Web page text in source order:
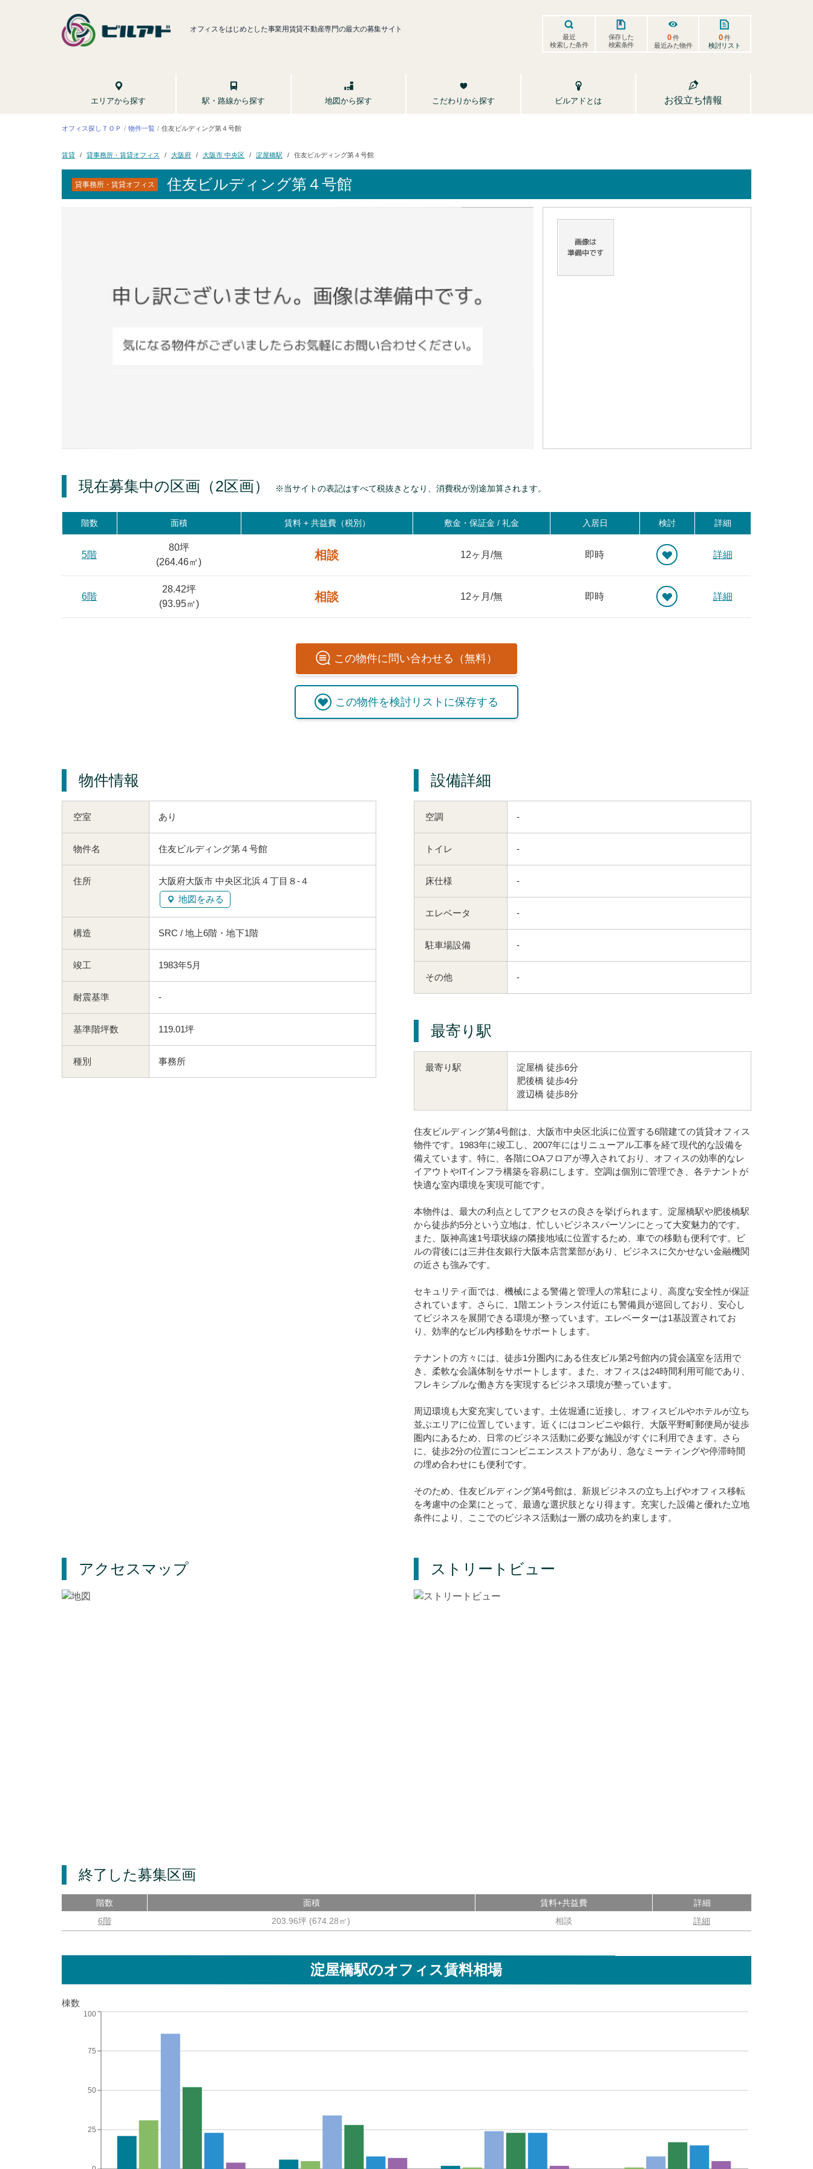
オフィスをはじめとした事業用賃貸不動産専門の最大の募集サイト
最近
検索した条件
保存した
検索条件
0件
最近みた物件
0件
検討リスト
エリアから探す 駅・路線から探す 地図から探す こだわりから探す ビルアドとは お役立ち情報
オフィス探しＴＯＰ 物件一覧 住友ビルディング第４号館
賃貸 貸事務所・賃貸オフィス 大阪府 大阪市 中央区 淀屋橋駅 住友ビルディング第４号館
貸事務所・賃貸オフィス 住友ビルディング第４号館
現在募集中の区画 （2区画） ※当サイトの表記はすべて税抜きとなり、消費税が別途加算されます。
階数 面積 賃料 +共益費（税別） 敷金・保証金 / 礼金 入居日 検討 詳細
5階
80坪
(264.46㎡)
相談 12ヶ月/無 即時 詳細
6階
28.42坪
(93.95㎡)
相談 12ヶ月/無 即時 詳細
この物件に問い合わせる（無料）
この物件を検討リストに保存する
物件情報
空室 あり
物件名 住友ビルディング第４号館
住所
大阪府大阪市 中央区北浜４丁目８-４
地図をみる
構造 SRC / 地上6階・地下1階
竣工 1983年5月
耐震基準 -
基準階坪数 119.01坪
種別 事務所
設備詳細
空調 -
トイレ -
床仕様 -
エレベータ -
駐車場設備 -
その他 -
最寄り駅
最寄り駅
淀屋橋 徒歩6分
肥後橋 徒歩4分
渡辺橋 徒歩8分
住友ビルディング第4号館は、大阪市中央区北浜に位置する6階建ての賃貸オフィス
物件です。1983年に竣工し、2007年にはリニューアル工事を経て現代的な設備を
備えています。特に、各階にOAフロアが導入されており、オフィスの効率的なレ
イアウトやITインフラ構築を容易にします。空調は個別に管理でき、各テナントが
快適な室内環境を実現可能です。
本物件は、最大の利点としてアクセスの良さを挙げられます。淀屋橋駅や肥後橋駅
から徒歩約5分という立地は、忙しいビジネスパーソンにとって大変魅力的です。
また、阪神高速1号環状線の隣接地域に位置するため、車での移動も便利です。ビ
ルの背後には三井住友銀行大阪本店営業部があり、ビジネスに欠かせない金融機関
の近さも強みです。
セキュリティ面では、機械による警備と管理人の常駐により、高度な安全性が保証
されています。さらに、1階エントランス付近にも警備員が巡回しており、安心し
てビジネスを展開できる環境が整っています。エレベーターは1基設置されてお
り、効率的なビル内移動をサポートします。
テナントの方々には、徒歩1分圏内にある住友ビル第2号館内の貸会議室を活用で
き、柔軟な会議体制をサポートします。また、オフィスは24時間利用可能であり、
フレキシブルな働き方を実現するビジネス環境が整っています。
周辺環境も大変充実しています。土佐堀通に近接し、オフィスビルやホテルが立ち
並ぶエリアに位置しています。近くにはコンビニや銀行、大阪平野町郵便局が徒歩
圏内にあるため、日常のビジネス活動に必要な施設がすぐに利用できます。さら
に、徒歩2分の位置にコンビニエンスストアがあり、急なミーティングや停滞時間
の埋め合わせにも便利です。
そのため、住友ビルディング第4号館は、新規ビジネスの立ち上げやオフィス移転
を考慮中の企業にとって、最適な選択肢となり得ます。充実した設備と優れた立地
条件により、ここでのビジネス活動は一層の成功を約束します。
アクセスマップ ストリートビュー
終了した募集区画
階数 面積 賃料+共益費
詳細
6階
203.96坪 (674.28㎡) 相談 詳細
淀屋橋駅のオフィス賃料相場
棟数
25
50
75
100